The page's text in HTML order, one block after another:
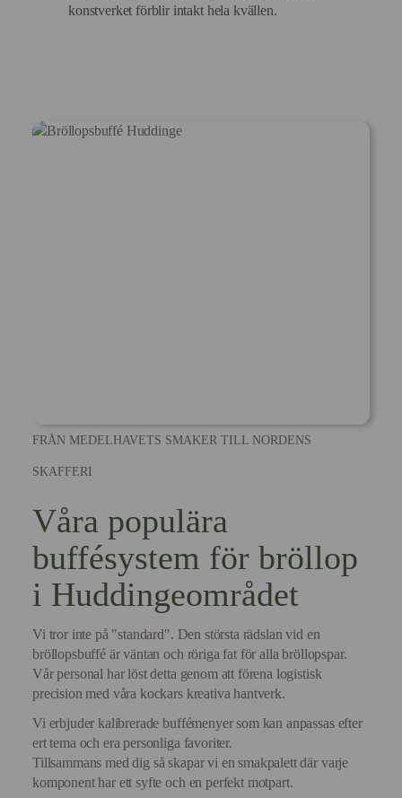
konstverket förblir intakt hela kvällen.
FRÅN MEDELHAVETS SMAKER TILL NORDENS
SKAFFERI
Våra populära
buffésystem för bröllop
i Huddingeområdet
Vi tror inte på "standard". Den största rädslan vid en
bröllopsbuffé är väntan och röriga fat för alla bröllopspar.
Vår personal har löst detta genom att förena logistisk
precision med våra kockars kreativa hantverk.
Vi erbjuder kalibrerade buffémenyer som kan anpassas efter
ert tema och era personliga favoriter.
Tillsammans med dig så skapar vi en smakpalett där varje
komponent har ett syfte och en perfekt motpart.